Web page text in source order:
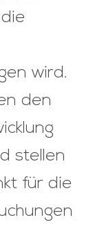
wird.
den
stellen
für die